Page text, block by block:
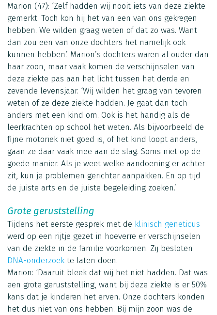
Marion (47): ‘Zelf hadden wij nooit iets van deze ziekte
gemerkt. Toch kon hij het van een van ons gekregen
hebben. We wilden graag weten of dat zo was. Want
dan zou een van onze dochters het namelijk ook
kunnen hebben.’ Marion’s dochters waren al ouder dan
haar zoon, maar vaak komen de verschijnselen van
deze ziekte pas aan het licht tussen het derde en
zevende levensjaar. ‘Wij wilden het graag van tevoren
weten of ze deze ziekte hadden. Je gaat dan toch
anders met een kind om. Ook is het handig als de
leerkrachten op school het weten. Als bijvoorbeeld de
fijne motoriek niet goed is, of het kind loopt anders,
gaan ze daar vaak mee aan de slag. Soms niet op de
goede manier. Als je weet welke aandoening er achter
zit, kun je problemen gerichter aanpakken. En op tijd
de juiste arts en de juiste begeleiding zoeken.’
Grote geruststelling
Tijdens het eerste gesprek met de klinisch geneticus
werd op een rijtje gezet in hoeverre er verschijnselen
van de ziekte in de familie voorkomen. Zij besloten
DNA-onderzoek te laten doen.
Marion: ‘Daaruit bleek dat wij het niet hadden. Dat was
een grote geruststelling, want bij deze ziekte is er 50%
kans dat je kinderen het erven. Onze dochters konden
het dus niet van ons hebben. Bij mijn zoon was de